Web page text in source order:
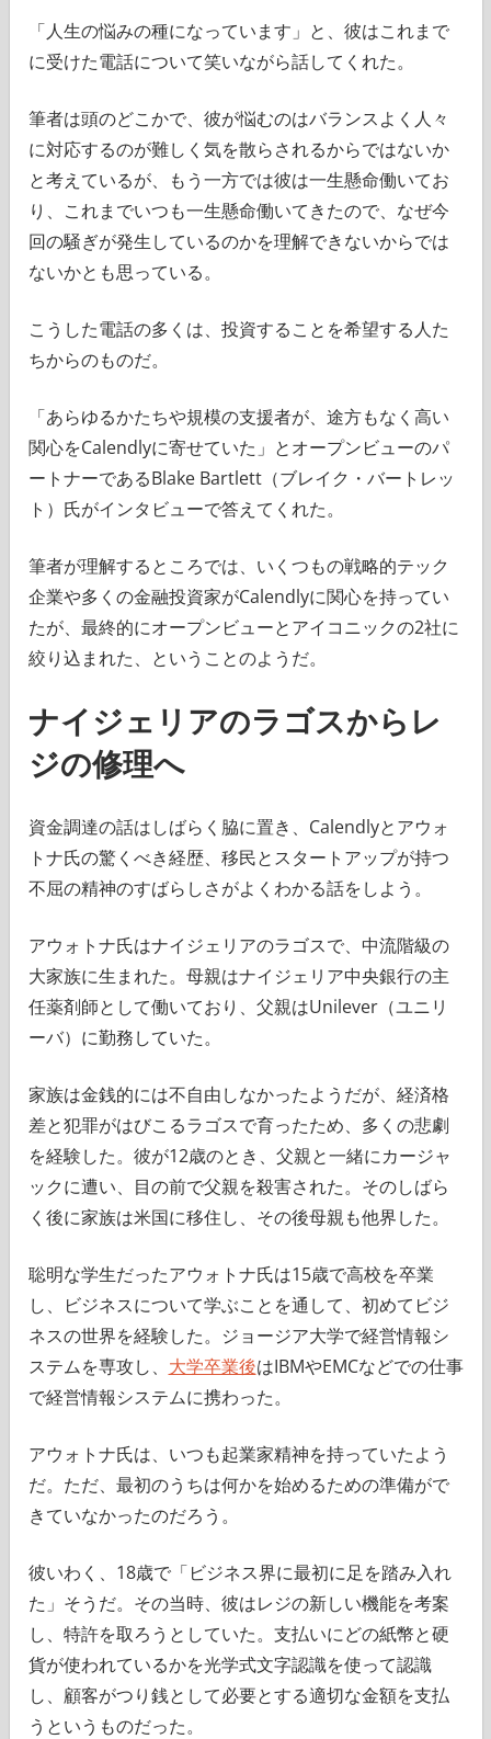
「人生の悩みの種になっています」と、彼はこれまで
に受けた電話について笑いながら話してくれた。
筆者は頭のどこかで、彼が悩むのはバランスよく人々
に対応するのが難しく気を散らされるからではないか
と考えているが、もう一方では彼は一生懸命働いてお
り、これまでいつも一生懸命働いてきたので、なぜ今
回の騒ぎが発生しているのかを理解できないからでは
ないかとも思っている。
こうした電話の多くは、投資することを希望する人た
ちからのものだ。
「あらゆるかたちや規模の支援者が、途方もなく高い
関心をCalendlyに寄せていた」とオープンビューのパ
ートナーであるBlake Bartlett（ブレイク・バートレッ
ト）氏がインタビューで答えてくれた。
筆者が理解するところでは、いくつもの戦略的テック
企業や多くの金融投資家がCalendlyに関心を持ってい
たが、最終的にオープンビューとアイコニックの2社に
絞り込まれた、ということのようだ。
ナイジェリアのラゴスからレ
ジの修理へ
資金調達の話はしばらく脇に置き、Calendlyとアウォ
トナ氏の驚くべき経歴、移民とスタートアップが持つ
不屈の精神のすばらしさがよくわかる話をしよう。
アウォトナ氏はナイジェリアのラゴスで、中流階級の
大家族に生まれた。母親はナイジェリア中央銀行の主
任薬剤師として働いており、父親はUnilever（ユニリ
ーバ）に勤務していた。
家族は金銭的には不自由しなかったようだが、経済格
差と犯罪がはびこるラゴスで育ったため、多くの悲劇
を経験した。彼が12歳のとき、父親と一緒にカージャ
ックに遭い、目の前で父親を殺害された。そのしばら
く後に家族は米国に移住し、その後母親も他界した。
聡明な学生だったアウォトナ氏は15歳で高校を卒業
し、ビジネスについて学ぶことを通して、初めてビジ
ネスの世界を経験した。ジョージア大学で経営情報シ
ステムを専攻し、 大学卒業後はIBMやEMCなどでの仕事
で経営情報システムに携わった。
アウォトナ氏は、いつも起業家精神を持っていたよう
だ。ただ、最初のうちは何かを始めるための準備がで
きていなかったのだろう。
彼いわく、18歳で「ビジネス界に最初に足を踏み入れ
た」そうだ。その当時、彼はレジの新しい機能を考案
し、特許を取ろうとしていた。支払いにどの紙幣と硬
貨が使われているかを光学式文字認識を使って認識
し、顧客がつり銭として必要とする適切な金額を支払
うというものだった。